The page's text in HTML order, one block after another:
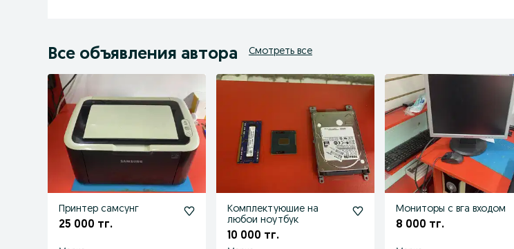
Все объявления автора Смотреть все
Принтер самсунг
25 000 тг.
Комплектуюшие на
любои ноутбук
10 000 тг.
Мониторы с вга входом
8 000 тг.